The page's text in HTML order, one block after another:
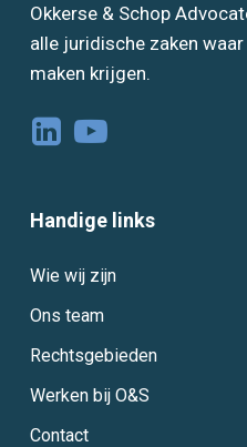
Okkerse & Schop
alle juridische zaken
maken krijgen.
Handige links
Wie wij zijn
Ons team
Rechtsgebieden
Werken bij O&S
Contact